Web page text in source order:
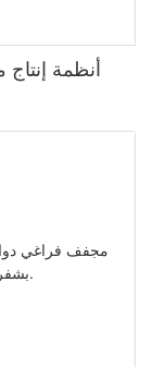
أنظمة إنتاج